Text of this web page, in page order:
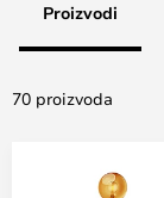
Proizvodi
70 proizvoda